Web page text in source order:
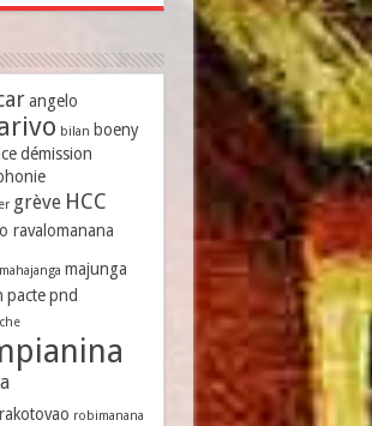
angelo
bilan boeny
démission
grève HCC
ravalomanana
mahajanga majunga
pacte pnd
robimanana